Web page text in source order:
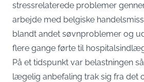
stressrelaterede problemer
arbejde med belgiske
blandt andet søvnproblemer og
flere gange førte til
På et tidspunkt var belastningen
lægelig anbefaling trak sig fra det